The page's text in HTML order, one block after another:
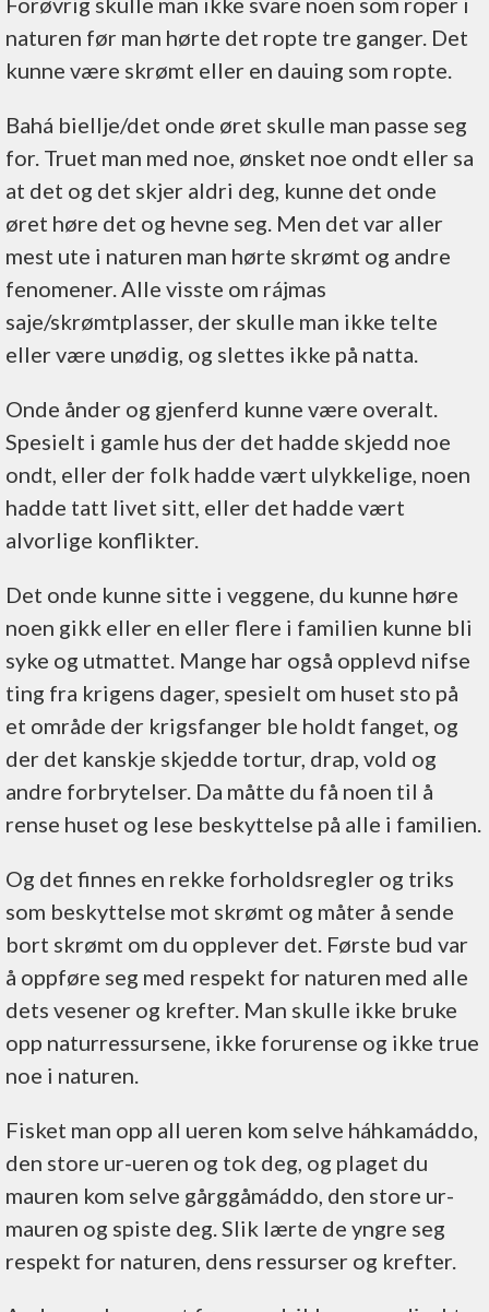
naturen før man hørte det ropte tre ganger. Det
kunne være skrømt eller en dauing som ropte.
Bahá biellje/det onde øret skulle man passe seg
for. Truet man med noe, ønsket noe ondt eller sa
at det og det skjer aldri deg, kunne det onde
øret høre det og hevne seg. Men det var aller
mest ute i naturen man hørte skrømt og andre
fenomener. Alle visste om rájmas
saje/skrømtplasser, der skulle man ikke telte
eller være unødig, og slettes ikke på natta.
Onde ånder og gjenferd kunne være overalt.
Spesielt i gamle hus der det hadde skjedd noe
ondt, eller der folk hadde vært ulykkelige, noen
hadde tatt livet sitt, eller det hadde vært
alvorlige konflikter.
Det onde kunne sitte i veggene, du kunne høre
noen gikk eller en eller flere i familien kunne bli
syke og utmattet. Mange har også opplevd nifse
ting fra krigens dager, spesielt om huset sto på
et område der krigsfanger ble holdt fanget, og
der det kanskje skjedde tortur, drap, vold og
andre forbrytelser. Da måtte du få noen til å
rense huset og lese beskyttelse på alle i familien.
Og det finnes en rekke forholdsregler og triks
som beskyttelse mot skrømt og måter å sende
bort skrømt om du opplever det. Første bud var
å oppføre seg med respekt for naturen med alle
dets vesener og krefter. Man skulle ikke bruke
opp naturressursene, ikke forurense og ikke true
noe i naturen.
Fisket man opp all ueren kom selve háhkamáddo,
den store ur-ueren og tok deg, og plaget du
mauren kom selve gårggåmáddo, den store ur-
mauren og spiste deg. Slik lærte de yngre seg
respekt for naturen, dens ressurser og krefter.